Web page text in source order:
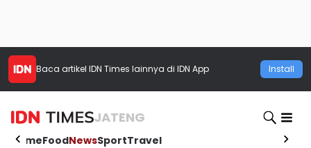
Baca artikel IDN Times lainnya di IDN App Install
JATENG
HomeFoodNewsSportTravel